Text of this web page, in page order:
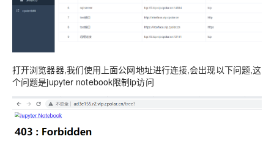
打开浏览器器,我们使用上面公网地址进行连接,会出现以下问题,这
个问题是jupyter notebook限制ip访问